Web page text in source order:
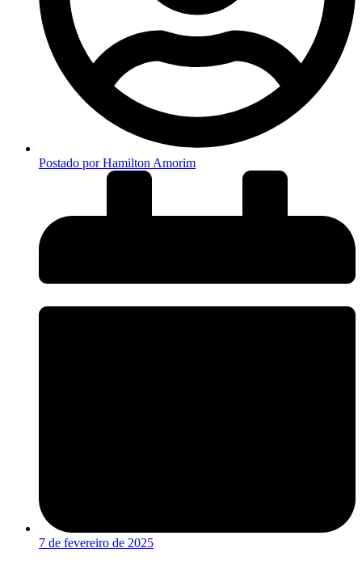
Postado porHamilton Amorim
7 de fevereiro de 2025